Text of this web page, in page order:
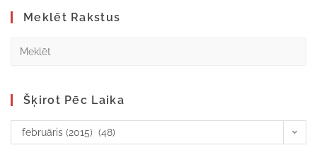
Meklēt Rakstus
Šķirot Pēc Laika
februāris (2015) (48)